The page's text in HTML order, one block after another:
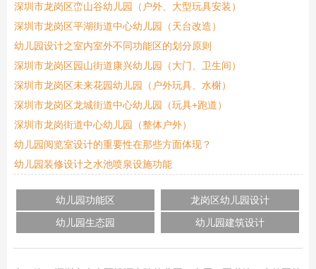
深圳市龙岗区峦山谷幼儿园（户外、大型玩具安装）
深圳市龙岗区平湖街道中心幼儿园（天台改造）
幼儿园设计之室内室外不同功能区的划分原则
深圳市龙岗区园山街道康兴幼儿园（大门、卫生间）
深圳市龙岗区未来花园幼儿园（户外玩具、水榭）
深圳市龙岗区龙城街道中心幼儿园（玩具+跑道）
深圳市龙岗街道中心幼儿园（整体户外）
幼儿园阅览室设计的重要性在那些方面体现？
幼儿园装修设计之水池喷泉设施功能
幼儿园功能区
龙岗区幼儿园设计
幼儿园生态园
幼儿园建筑设计